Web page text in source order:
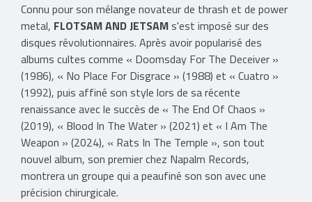
Connu pour son mélange novateur de thrash et de power
metal, FLOTSAM AND JETSAMs'est imposé sur des
disques révolutionnaires. Après avoir popularisé des
albums cultes comme « Doomsday For The Deceiver »
(1986), « No Place For Disgrace » (1988) et « Cuatro »
(1992), puis affiné son style lors de sa récente
renaissance avec le succès de « The End Of Chaos »
(2019), « Blood In The Water » (2021) et « I Am The
Weapon » (2024), « Rats In The Temple », son tout
nouvel album, son premier chez Napalm Records,
montrera un groupe qui a peaufiné son son avec une
précision chirurgicale.